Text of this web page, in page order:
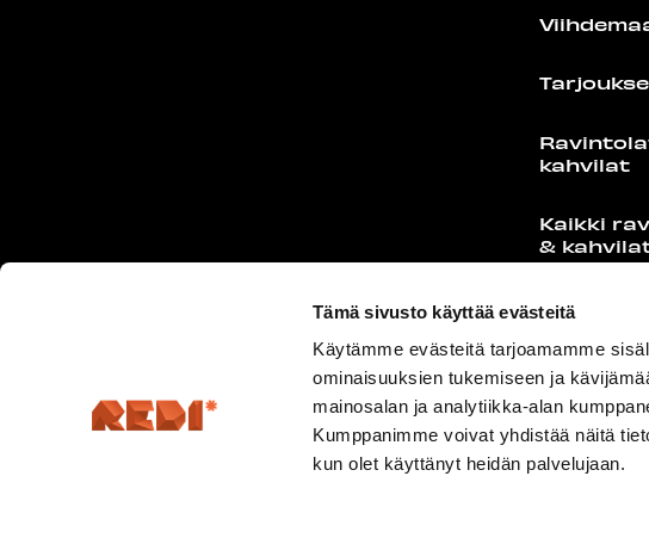
Tämä sivusto käyttää evästeitä
Käytämme evästeitä tarjoamamme
ominaisuuksien tukemiseen ja
mainosalan ja analytiikka-alan
Kumppanimme voivat yhdistää näitä
kun olet käyttänyt heidän palvelujaan.
kahvilat
Kaikki
&
Food Port